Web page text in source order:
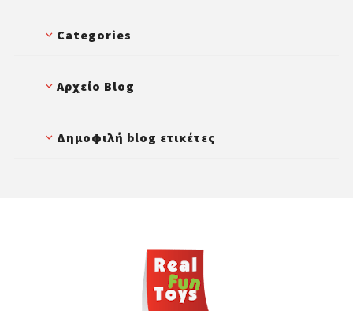
Categories
Αρχείο Blog
Δημοφιλή blog ετικέτες